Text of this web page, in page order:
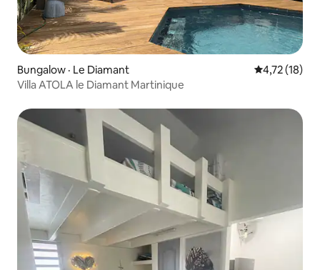
Bungalow · Le Diamant Note
4,72 (18)
Villa ATOLA le Diamant Martinique